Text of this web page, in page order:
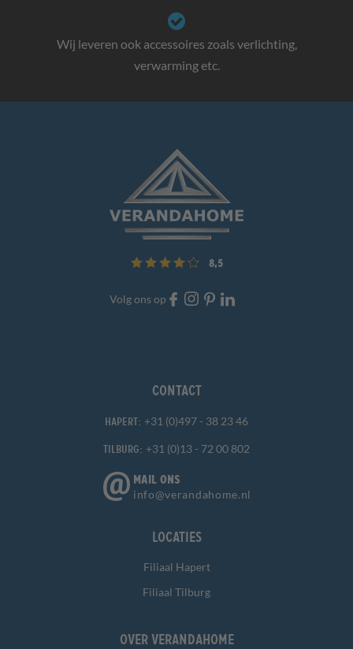
Wij leveren ook accessoires zoals verlichting,
verwarming etc.
8,5
Volg ons op
Contact
Hapert: +31 (0)497 - 38 23 46
Tilburg: +31 (0)13 - 72 00 802
MAIL ONS
info@verandahome.nl
Locaties
Filiaal Hapert
Filiaal Tilburg
Over Verandahome